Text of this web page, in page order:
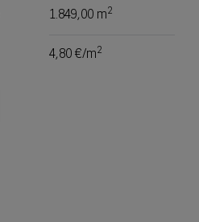
1.849,00 m2
4,80 €/m2